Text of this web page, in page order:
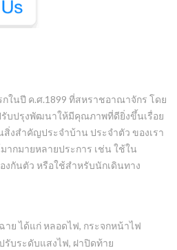
ในปี ค.ศ.1899 ที่สหราชอาณาจักร โดย
รับปรุงพัฒนาให้มีคุณภาพที่ดียิ่งขึ้นเรื่อย
งสำคัญประจำบ้าน ประจำตัว ของเรา
กมายหลายประการ เช่น ใช้ใน
กันตัว หรือใช้สำหรับนักเดินทาง
ย ได้แก่ หลอดไฟ, กระจกหน้าไฟ
รับระดับแสงไฟ, ฝาปิดท้าย